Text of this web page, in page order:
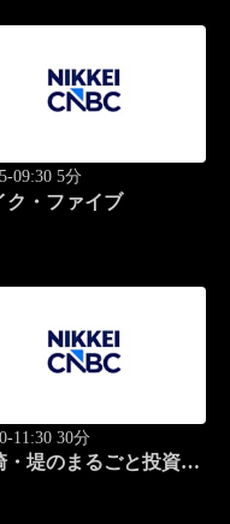
09:30 5分
ク・ファイブ
11:30 30分
・堤のまるごと投資道